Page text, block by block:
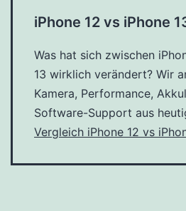
iPhone 12 vs iPhone
Was hat sich zwischen
13 wirklich verändert? Wir
Kamera, Performance,
Software-Support aus
Vergleich iPhone 12 vs